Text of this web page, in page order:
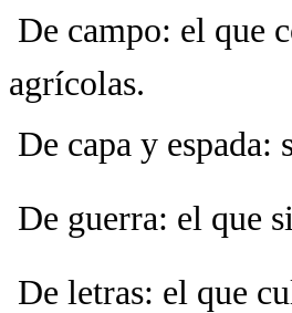
 De campo: el
agrícolas.
 De capa y
 De guerra: el
 De letras: el que